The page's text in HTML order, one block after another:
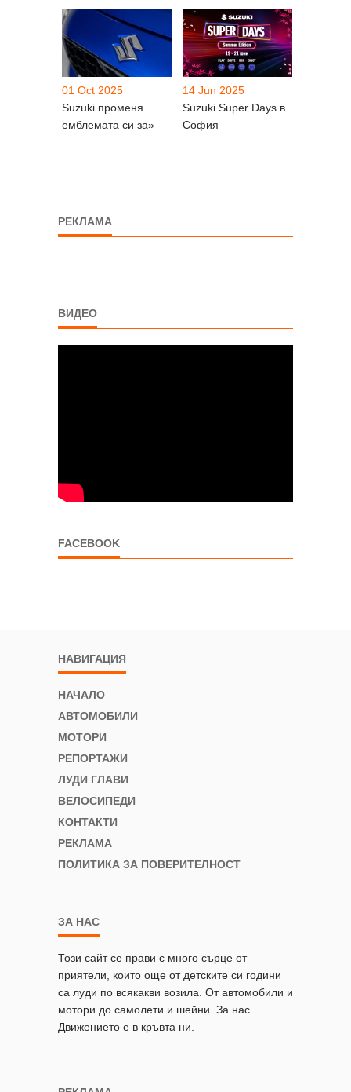
01 Oct 2025
Suzuki променя
емблемата си за»
14 Jun 2025
Suzuki Super Days в
София
РЕКЛАМА
ВИДЕО
FACEBOOK
НАВИГАЦИЯ
НАЧАЛО
АВТОМОБИЛИ
МОТОРИ
РЕПОРТАЖИ
ЛУДИ ГЛАВИ
ВЕЛОСИПЕДИ
КОНТАКТИ
РЕКЛАМА
ПОЛИТИКА ЗА ПОВЕРИТЕЛНОСТ
ЗА НАС
Този сайт се прави с много сърце от
приятели, които още от детските си години
са луди по всякакви возила. От автомобили и
мотори до самолети и шейни. За нас
Движението е в кръвта ни.